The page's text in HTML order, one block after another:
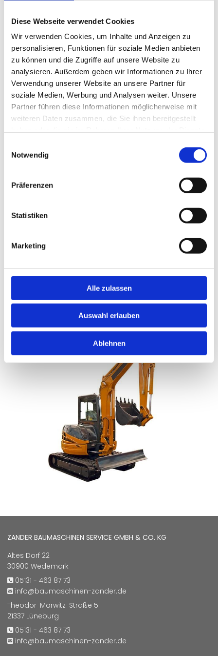
Diese Webseite verwendet Cookies
Wir verwenden Cookies, um Inhalte und Anzeigen zu
personalisieren, Funktionen für soziale Medien anbieten
zu können und die Zugriffe auf unsere Website zu
analysieren. Außerdem geben wir Informationen zu Ihrer
Verwendung unserer Website an unsere Partner für
soziale Medien, Werbung und Analysen weiter. Unsere
Partner führen diese Informationen möglicherweise mit
weiteren Daten zusammen, die Sie ihnen bereitgestellt
Notwendig
Präferenzen
Statistiken
Marketing
Alle zulassen
Auswahl erlauben
Ablehnen
unserem Know-how setzen wir Ihre Maschinen
wieder professionell instand.
Wir führen ordnungsgemäße Inspektionen nach
Herstellervorgaben durch, warten Ihre Fahrzeuge
und machen sie fit für die TÜV-Prüfung.
Zudem nehmen wir auch die UVV-Prüfung ab.
Neben unseren Reparatur- und
Wartungsdienstleistungen bieten wir auch eine
breite Palette an neuen und gebrauchten
umfasst hochwertige Maschinen führender
Seite.
Wir freuen uns auf Sie!
KONTAKT
ZANDER BAUMASCHINEN SERVICE GMBH & CO. KG
Altes Dorf 22
30900 Wedemark
 05131 - 463 87 73
 info@baumaschinen-zander.de
Theodor-Marwitz-Straße 5
21337 Lüneburg
 05131 - 463 87 73
 info@baumaschinen-zander.de